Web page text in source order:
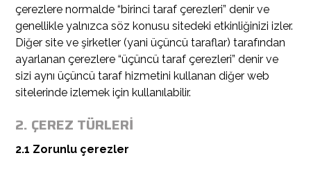
çerezlere normalde “birinci taraf çerezleri” denir ve
genellikle yalnızca söz konusu sitedeki etkinliğinizi izler.
Diğer site ve şirketler (yani üçüncü taraflar) tarafından
ayarlanan çerezlere “üçüncü taraf çerezleri” denir ve
sizi aynı üçüncü taraf hizmetini kullanan diğer web
sitelerinde izlemek için kullanılabilir.
2. ÇEREZ TÜRLERİ
2.1 Zorunlu çerezler